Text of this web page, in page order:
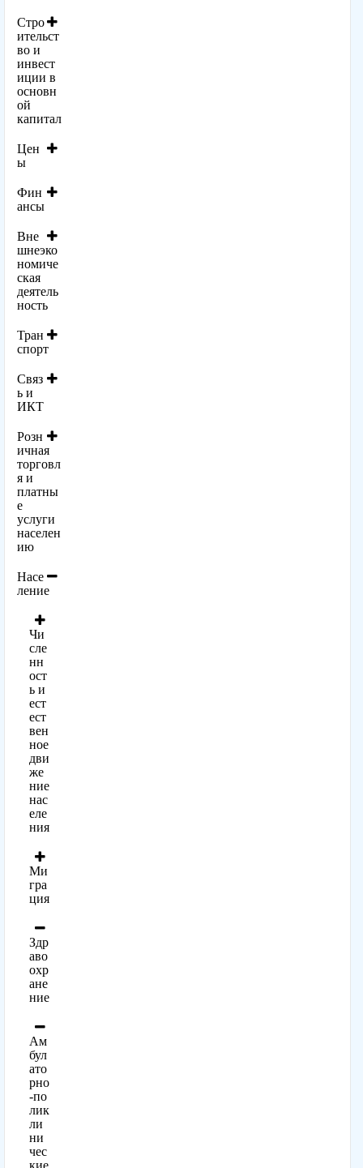
Стро
ительст
во и
инвест
иции в
основн
ой
капитал
Цен
ы
Фин
ансы
Вне
шнеэко
номиче
ская
деятель
ность
Тран
спорт
Связ
ь и
ИКТ
Розн
ичная
торговл
я и
платны
е
услуги
населен
ию
Насе
ление
Чи
сле
нн
ост
ь и
ест
ест
вен
ное
дви
же
ние
нас
еле
ния
Ми
гра
ция
Здр
аво
охр
ане
ние
Ам
бул
ато
рно
-по
лик
ли
ни
чес
кие